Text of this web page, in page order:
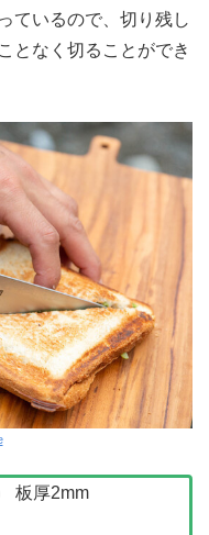
ているので、切り残し
となく切ることができ
板厚2mm